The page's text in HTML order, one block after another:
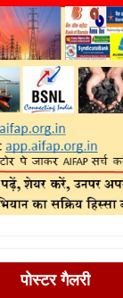
पोस्टर गैलरी